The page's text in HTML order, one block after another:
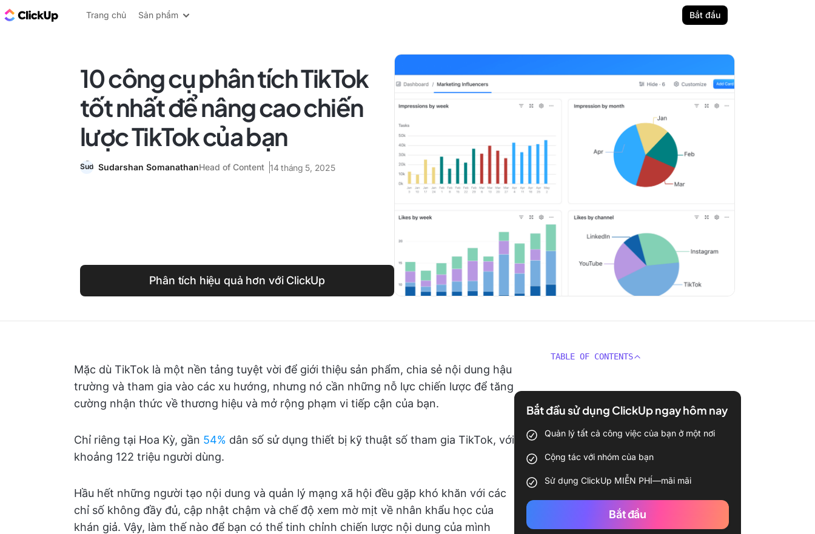
ClickUp Blog
Trang chủ Sản phẩm Bắt đầu
10 công cụ phân tích TikTok
tốt nhất để nâng cao chiến
lược TikTok của bạn
Sudarshan SomanathanHead of Content 14 tháng 5, 2025
Phân tích hiệu quả hơn với ClickUp
Mặc dù TikTok là một nền tảng tuyệt vời để giới thiệu sản phẩm, chia sẻ nội dung hậu
trường và tham gia vào các xu hướng, nhưng nó cần những nỗ lực chiến lược để tăng
cường nhận thức về thương hiệu và mở rộng phạm vi tiếp cận của bạn.
Chỉ riêng tại Hoa Kỳ, gần 54% dân số sử dụng thiết bị kỹ thuật số tham gia TikTok, với
khoảng 122 triệu người dùng.
Hầu hết những người tạo nội dung và quản lý mạng xã hội đều gặp khó khăn với các
chỉ số không đầy đủ, cập nhật chậm và chế độ xem mờ mịt về nhân khẩu học của
khán giả. Vậy, làm thế nào để bạn có thể tinh chỉnh chiến lược nội dung của mình
TABLE OF CONTENTS
Bắt đầu sử dụng ClickUp ngay hôm nay
Quản lý tất cả công việc của bạn ở một nơi
Cộng tác với nhóm của bạn
Sử dụng ClickUp MIỄN PHÍ—mãi mãi
Bắt đầu